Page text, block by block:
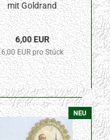
mit Goldrand
42x57mm
6,00 EUR
6,00 EUR pro Stück
NEU